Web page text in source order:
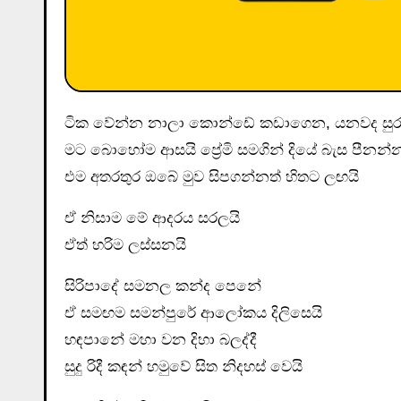
ටික වේන්න නාලා කොන්ඩේ කඩාගෙන, යනවද
මට බොහෝම ආසයි ප්‍රේමි සමගින් දියේ බැස
එම අතරතුර ඔබේ මුව සිපගන්නත් හිතට ලඟයි
ඒ නිසාම මේ ආදරය සරලයි
ඒත් හරිම ලස්සනයි
සිරිපාදේ සමනල කන්ද පෙනේ
ඒ සමඟම සමන්පුරේ ආලෝකය දිලිසෙයි
හඳපානේ මහා වන දිහා බලද්දී
සුදු රිදී කඳන් හමුවේ සිත නිදහස් වෙයි